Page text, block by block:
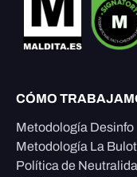
CÓMO
Metodología Desinfo
Metodología La
Política de